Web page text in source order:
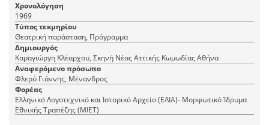
Χρονολόγηση
1969
Τύπος τεκμηρίου
Θεατρική παράσταση, Πρόγραμμα
Δημιουργός
Καραγιώργη Κλέαρχου, Σκηνή Νέας Αττικής Κωμωδίας Αθήνα
Αναφερόμενο πρόσωπο
Φλερύ Γιάννης, Μένανδρος
Φορέας
Ελληνικό Λογοτεχνικό και Ιστορικό Αρχείο (ΕΛΙΑ)- Μορφωτικό Ίδρυμα
Εθνικής Τραπέζης (ΜΙΕΤ)